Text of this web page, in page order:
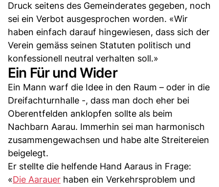
Druck seitens des Gemeinderates gegeben, noch
sei ein Verbot ausgesprochen worden. «Wir
haben einfach darauf hingewiesen, dass sich der
Verein gemäss seinen Statuten politisch und
konfessionell neutral verhalten soll.»
Ein Für und Wider
Ein Mann warf die Idee in den Raum – oder in die
Dreifachturnhalle -, dass man doch eher bei
Oberentfelden anklopfen sollte als beim
Nachbarn Aarau. Immerhin sei man harmonisch
zusammengewachsen und habe alte Streitereien
beigelegt.
Er stellte die helfende Hand Aaraus in Frage:
«Die Aarauer haben ein Verkehrsproblem und